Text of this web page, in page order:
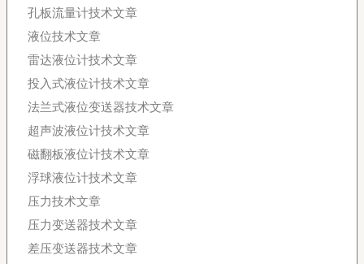
孔板流量计技术文章
液位技术文章
雷达液位计技术文章
投入式液位计技术文章
法兰式液位变送器技术文章
超声波液位计技术文章
磁翻板液位计技术文章
浮球液位计技术文章
压力技术文章
压力变送器技术文章
差压变送器技术文章